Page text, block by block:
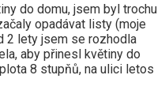
do domu, jsem byl trochu
opadávat listy (moje
2 lety jsem se rozhodla
aby přinesl květiny do
8 stupňů, na ulici letos